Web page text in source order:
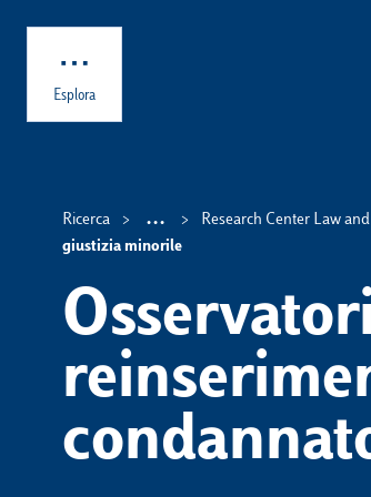
Esplora
Ricerca ...
Show intermediate
Research Center Law
giustizia minorile